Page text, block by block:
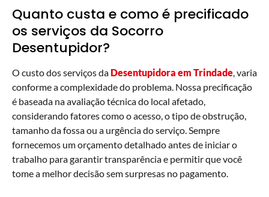
Quanto custa e como é precificado
os serviços da Socorro
Desentupidor?
O custo dos serviços da Desentupidora em Trindade, varia
conforme a complexidade do problema. Nossa precificação
é baseada na avaliação técnica do local afetado,
considerando fatores como o acesso, o tipo de obstrução,
tamanho da fossa ou a urgência do serviço. Sempre
fornecemos um orçamento detalhado antes de iniciar o
trabalho para garantir transparência e permitir que você
tome a melhor decisão sem surpresas no pagamento.